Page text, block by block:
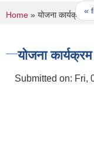
« first
You are
Home » योजना कार्यक्रम
योजना कार्यक्रम
Submitted on: Fri,